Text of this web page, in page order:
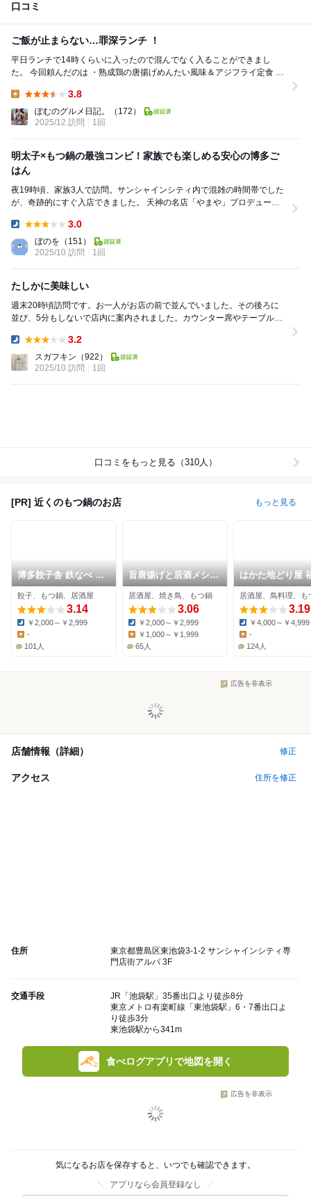
口コミ
ご飯が止まらない…罪深ランチ ！
平日ランチで14時くらいに入ったので混んでなく入ることができまし
た。 今回頼んだのは ・熟成鶏の唐揚げめんたい風味＆アジフライ定食 ・
3.8
ぽむのグルメ日記。
（172）
2025/12 訪問
1回
明太子×もつ鍋の最強コンビ！家族でも楽しめる安心の博多ご
はん
夜19時頃、家族3人で訪問。サンシャインシティ内で混雑の時間帯でした
が、奇跡的にすぐ入店できました。 天神の名店「やまや」プロデュース
3.0
ぼのを （151）
2025/10 訪問
1回
たしかに美味しい
週末20時頃訪問です。お一人がお店の前で並んでいました。その後ろに
並び、5分もしないで店内に案内されました。カウンター席やテーブル
3.2
スガフキン （922）
2025/10 訪問
1回
口コミをもっと見る（310人）
[PR] 近くのもつ鍋のお店 もっと見る
博多餃子舎 鉄なべ 西
池袋店
餃子、もつ鍋、居酒屋
3.14
Dinner:
￥2,000～￥2,999
-
101人
旨唐揚げと居酒メシ
ミライザカ 池袋西口
ロマンス通り店
居酒屋、焼き鳥、もつ鍋
3.06
Dinner:
￥2,000～￥2,999
Lunch:
￥1,000～￥1,999
65人
はかた地どり屋
組合 池袋店
居酒屋、鳥料理、も
3.19
Dinner:
￥4,000～￥4,999
-
124人
広告を非表示
店舗情報（詳細） 修正
アクセス 住所を修正
住所
東京都豊島区東池袋3-1-2 サンシャインシティ専
門店街アルパ 3F
交通手段
JR「池袋駅」35番出口より徒歩8分
東京メトロ有楽町線「東池袋駅」6・7番出口よ
り徒歩3分
東池袋駅から341m
食べログアプリで地図を開く
広告を非表示
気になるお店を保存すると、いつでも確認できます。
アプリなら会員登録なし